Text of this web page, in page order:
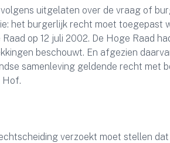
uitgelaten over de vraag of
het burgerlijk recht moet toegepast
op 12 juli 2002. De Hoge Raad
beschouwt. En afgezien
samenleving geldende recht met
Hof.
verzoekt moet stellen